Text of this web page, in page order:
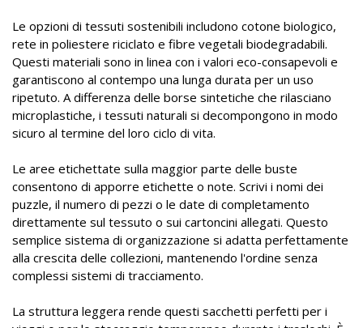
Le opzioni di tessuti sostenibili includono cotone biologico,
rete in poliestere riciclato e fibre vegetali biodegradabili.
Questi materiali sono in linea con i valori eco-consapevoli e
garantiscono al contempo una lunga durata per un uso
ripetuto. A differenza delle borse sintetiche che rilasciano
microplastiche, i tessuti naturali si decompongono in modo
sicuro al termine del loro ciclo di vita.
Le aree etichettate sulla maggior parte delle buste
consentono di apporre etichette o note. Scrivi i nomi dei
puzzle, il numero di pezzi o le date di completamento
direttamente sul tessuto o sui cartoncini allegati. Questo
semplice sistema di organizzazione si adatta perfettamente
alla crescita delle collezioni, mantenendo l'ordine senza
complessi sistemi di tracciamento.
La struttura leggera rende questi sacchetti perfetti per i